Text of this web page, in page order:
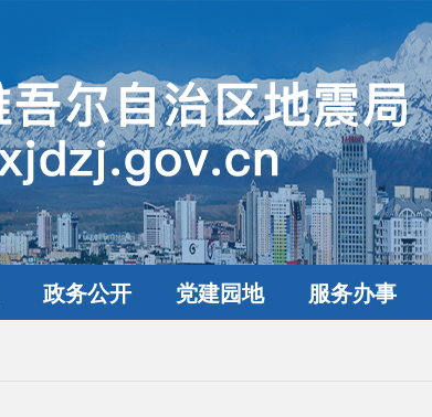
政务公开 党建园地 服务办事